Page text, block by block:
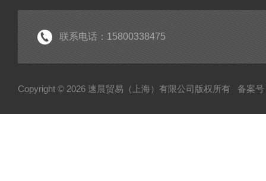
联系电话：15800338475
Copyright © 2026 速晨贸易（上海）有限公司版权所有 备案号